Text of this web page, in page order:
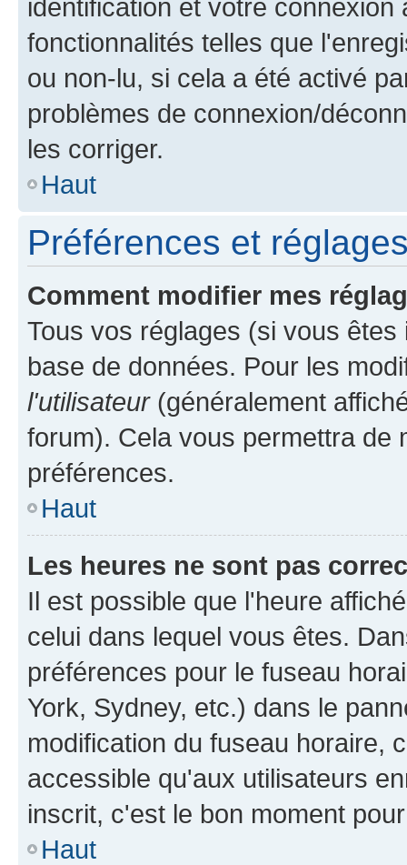
identification et votre
fonctionnalités telles que
ou non-lu, si cela a été activé
problèmes de connexion/
les corriger.
Haut
Préférences et
Comment modifier mes
Tous vos réglages (si vous
base de données. Pour les
l'utilisateur(généralement
forum). Cela vous permettra de
préférences.
Haut
Les heures ne sont pas
Il est possible que l'heure
celui dans lequel vous êtes.
préférences pour le fuseau
York, Sydney, etc.) dans le
modification du fuseau horaire,
accessible qu'aux utilisateurs
inscrit, c'est le bon moment
Haut